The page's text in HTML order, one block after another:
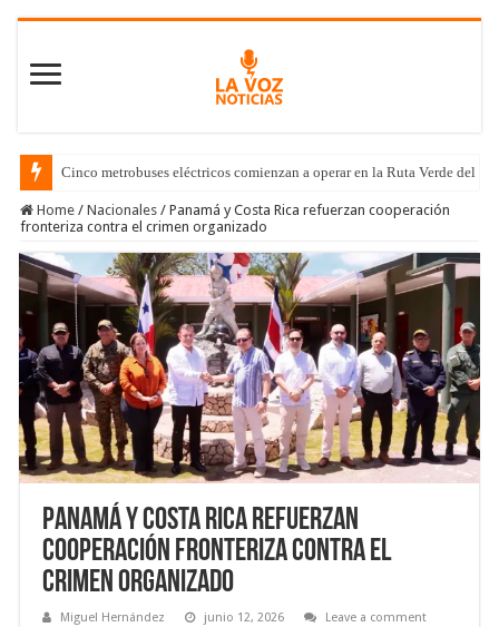
Cinco metrobuses eléctricos comienzan a operar en la Ruta Verde del
Home / Nacionales / Panamá y Costa Rica refuerzan cooperación
fronteriza contra el crimen organizado
Panamá y Costa Rica refuerzan
cooperación fronteriza contra el
crimen organizado
Miguel Hernández junio 12, 2026 Leave a comment